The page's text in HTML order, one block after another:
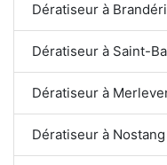
Dératiseur à
Dératiseur à Saint-
Dératiseur à
Dératiseur à